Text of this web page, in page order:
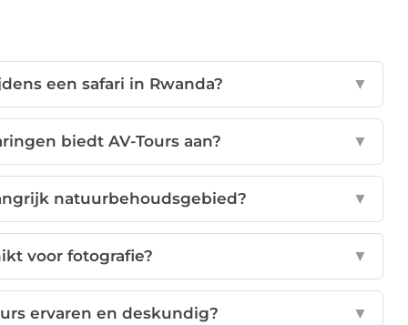
een safari in Rwanda? ▼
biedt AV-Tours aan? ▼
natuurbehoudsgebied? ▼
voor fotografie? ▼
ervaren en deskundig? ▼